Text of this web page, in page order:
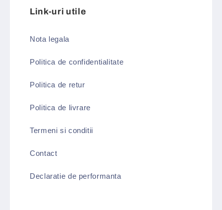
Link-uri utile
Nota legala
Politica de confidentialitate
Politica de retur
Politica de livrare
Termeni si conditii
Contact
Declaratie de performanta